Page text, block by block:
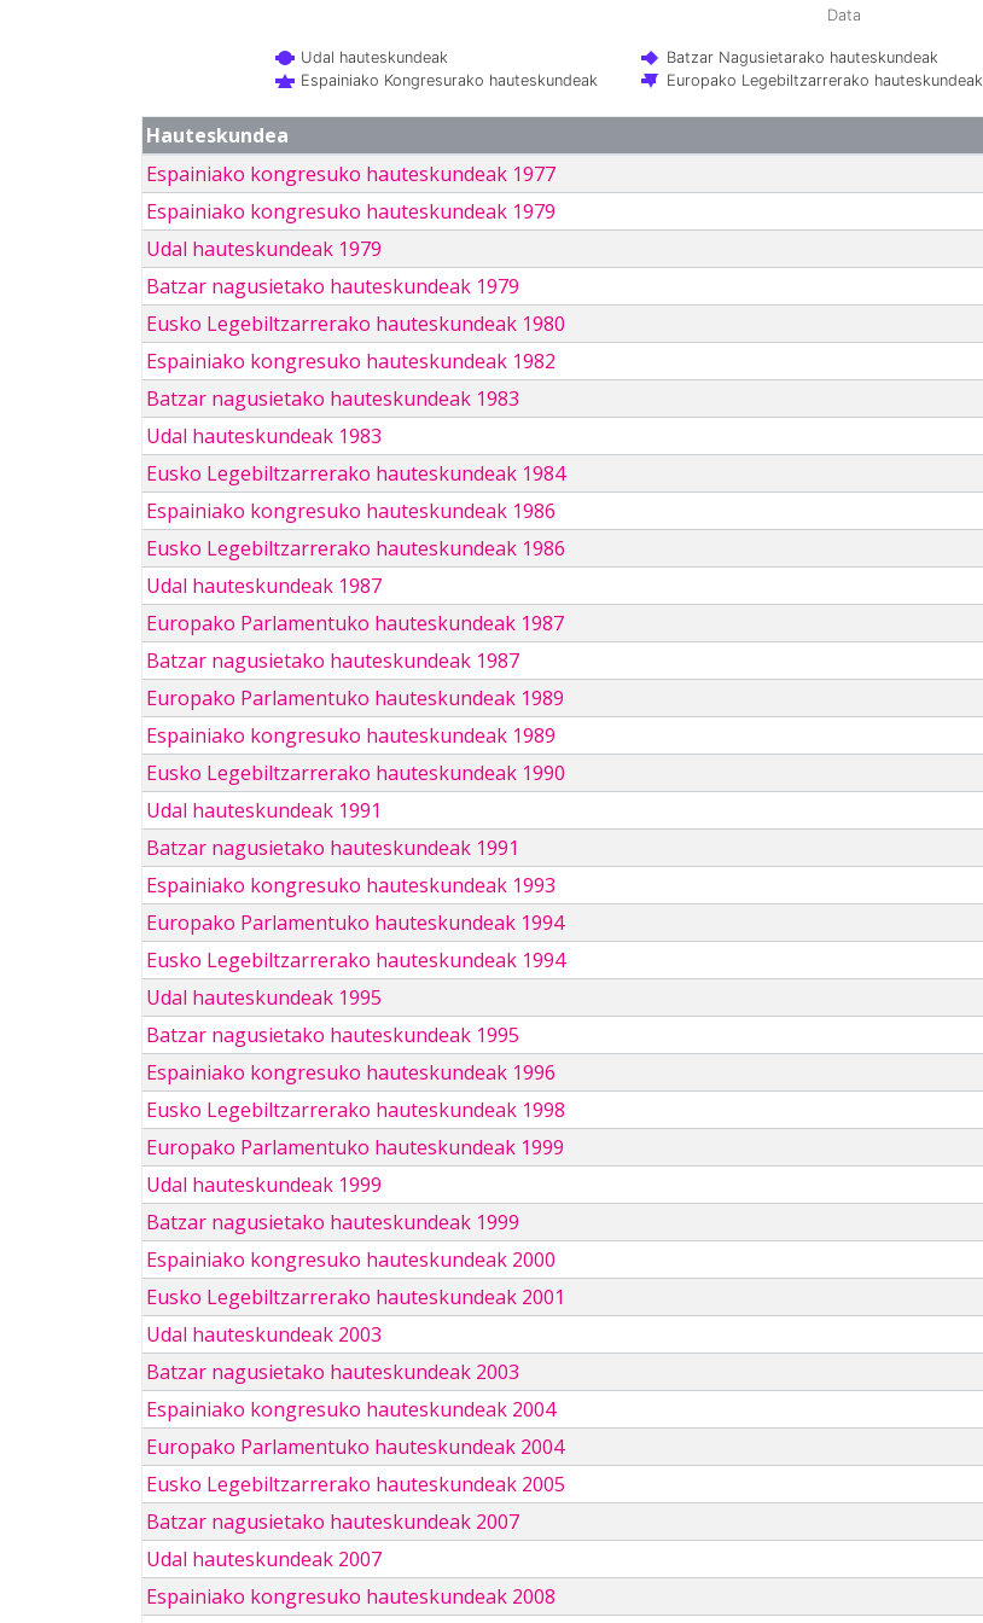
Data
Udal hauteskundeak Batzar Nagusietarako hauteskundeak
Espainiako Kongresurako hauteskundeak
Europako Legebiltzarrerako hauteskundeak
Hauteskundea
Espainiako kongresuko hauteskundeak 1977
Espainiako kongresuko hauteskundeak 1979
Udal hauteskundeak 1979
Batzar nagusietako hauteskundeak 1979
Eusko Legebiltzarrerako hauteskundeak 1980
Espainiako kongresuko hauteskundeak 1982
Batzar nagusietako hauteskundeak 1983
Udal hauteskundeak 1983
Eusko Legebiltzarrerako hauteskundeak 1984
Espainiako kongresuko hauteskundeak 1986
Eusko Legebiltzarrerako hauteskundeak 1986
Udal hauteskundeak 1987
Europako Parlamentuko hauteskundeak 1987
Batzar nagusietako hauteskundeak 1987
Europako Parlamentuko hauteskundeak 1989
Espainiako kongresuko hauteskundeak 1989
Eusko Legebiltzarrerako hauteskundeak 1990
Udal hauteskundeak 1991
Batzar nagusietako hauteskundeak 1991
Espainiako kongresuko hauteskundeak 1993
Europako Parlamentuko hauteskundeak 1994
Eusko Legebiltzarrerako hauteskundeak 1994
Udal hauteskundeak 1995
Batzar nagusietako hauteskundeak 1995
Espainiako kongresuko hauteskundeak 1996
Eusko Legebiltzarrerako hauteskundeak 1998
Europako Parlamentuko hauteskundeak 1999
Udal hauteskundeak 1999
Batzar nagusietako hauteskundeak 1999
Espainiako kongresuko hauteskundeak 2000
Eusko Legebiltzarrerako hauteskundeak 2001
Udal hauteskundeak 2003
Batzar nagusietako hauteskundeak 2003
Espainiako kongresuko hauteskundeak 2004
Europako Parlamentuko hauteskundeak 2004
Eusko Legebiltzarrerako hauteskundeak 2005
Batzar nagusietako hauteskundeak 2007
Udal hauteskundeak 2007
Espainiako kongresuko hauteskundeak 2008